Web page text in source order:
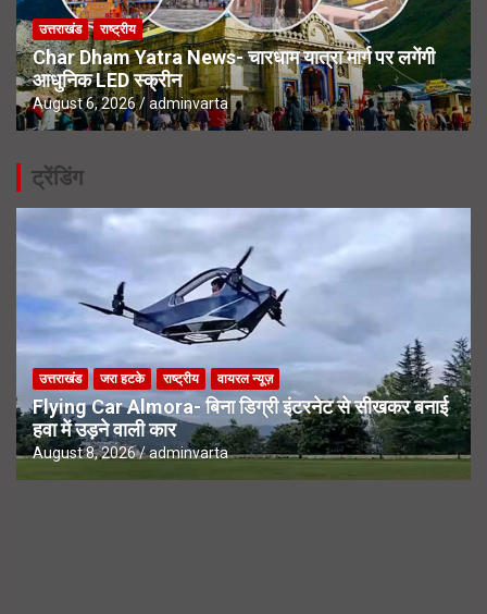
उत्तराखंड राष्ट्रीय
Char Dham Yatra News- चारधाम यात्रा मार्ग पर लगेंगी
आधुनिक LED स्क्रीन
August 6, 2026 adminvarta
ट्रेंडिंग
उत्तराखंड जरा हटके राष्ट्रीय वायरल न्यूज़
Flying Car Almora- बिना डिग्री इंटरनेट से सीखकर बनाई
हवा में उड़ने वाली कार
August 8, 2026 adminvarta